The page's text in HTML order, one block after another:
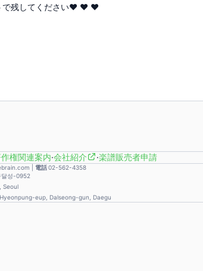
で残してください♥ ♥ ♥
権関連案内·会社紹介 ·楽譜販売者申請
| 電話02-562-4358
성-0952
Seoul
eup, Dalseong-gun, Daegu